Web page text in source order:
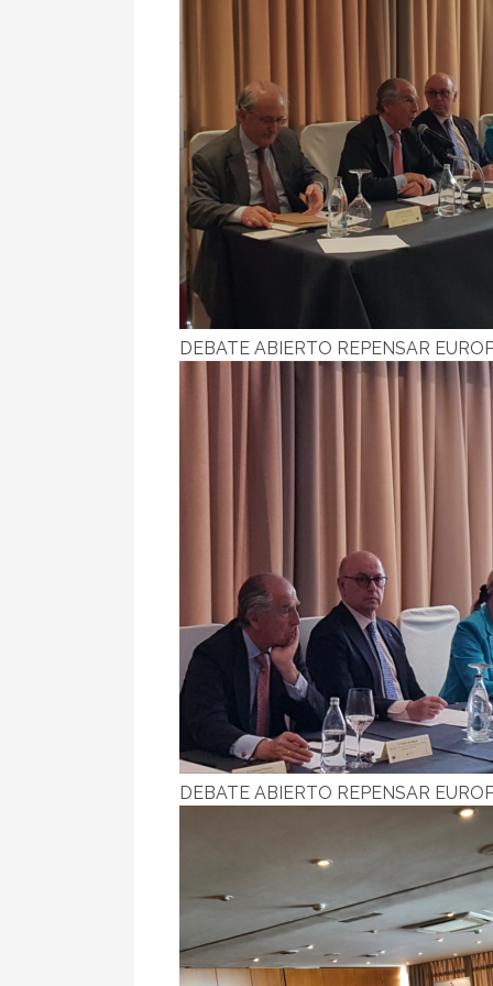
DEBATE ABIERTO REPENSAR
DEBATE ABIERTO REPENSAR